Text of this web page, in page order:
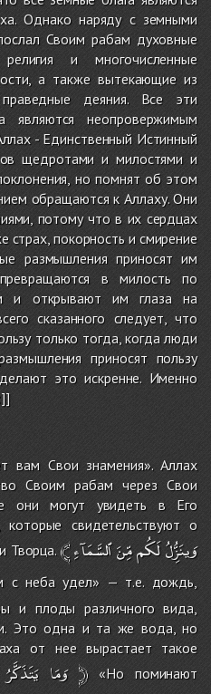
Однако наряду с земными
Своим рабам духовные
и многочисленные
а также вытекающие из
праведные деяния. Все эти
неопровержимым
- Единственный Истинный
щедротами и милостями и
но помнят об этом
обращаются к Аллаху. Они
потому что в их сердцах
покорность и смирение
размышления приносят им
в милость по
и открывают им глаза на
сказанного следует, что
только тогда, когда люди
приносят пользу
это искренне. Именно
вам Свои знамения». Аллах
Своим рабам через Свои
они могут увидеть в Его
которые свидетельствуют о
Творца. ﴾ وَينَُزِّلُلَكُممِّنَٱلسَّمَآءِ
с неба удел» — т.е. дождь,
и плоды различного вида,
Это одна и та же вода, но
от нее вырастает такое
وَمَا يَتَذَكَّرُ ﴿«Но поминают